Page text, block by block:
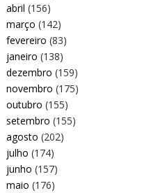
abril (156)
março (142)
fevereiro (83)
janeiro (138)
dezembro (159)
novembro (175)
outubro (155)
setembro (155)
agosto (202)
julho (174)
junho (157)
maio (176)